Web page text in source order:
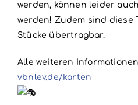
werden, können leider
werden! Zudem sind diese
Stücke übertragbar.
Alle weiteren
vbnlev.de/karten